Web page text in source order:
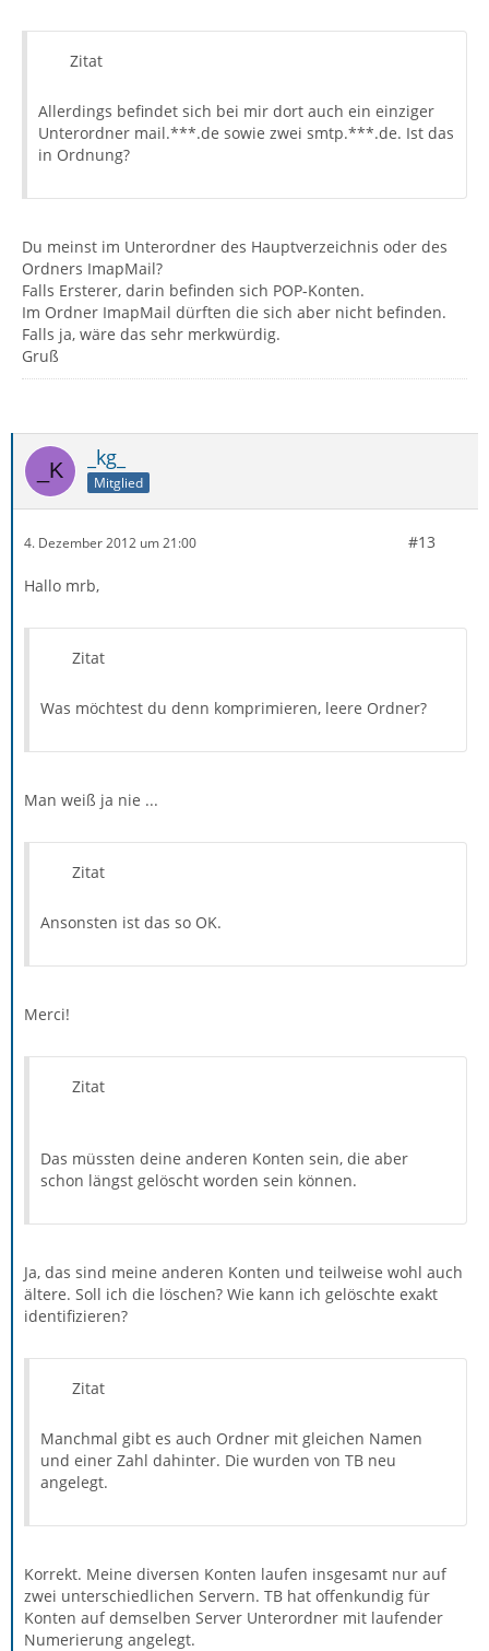
Zitat
Allerdings befindet sich bei mir dort auch ein einziger
Unterordner mail.***.de sowie zwei smtp.***.de. Ist das
in Ordnung?
Du meinst im Unterordner des Hauptverzeichnis oder des
Ordners ImapMail?
Falls Ersterer, darin befinden sich POP-Konten.
Im Ordner ImapMail dürften die sich aber nicht befinden.
Falls ja, wäre das sehr merkwürdig.
Gruß
_kg_
Mitglied
4. Dezember 2012 um 21:00 #13
Hallo mrb,
Zitat
Was möchtest du denn komprimieren, leere Ordner?
Man weiß ja nie ...
Zitat
Ansonsten ist das so OK.
Merci!
Zitat
Das müssten deine anderen Konten sein, die aber
schon längst gelöscht worden sein können.
Ja, das sind meine anderen Konten und teilweise wohl auch
ältere. Soll ich die löschen? Wie kann ich gelöschte exakt
identifizieren?
Zitat
Manchmal gibt es auch Ordner mit gleichen Namen
und einer Zahl dahinter. Die wurden von TB neu
angelegt.
Korrekt. Meine diversen Konten laufen insgesamt nur auf
zwei unterschiedlichen Servern. TB hat offenkundig für
Konten auf demselben Server Unterordner mit laufender
Numerierung angelegt.